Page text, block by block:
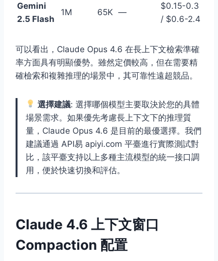
Gemini
2.5 Flash
1M 65K —
$0.15-0.3
/ $0.6-2.4
可以看出，Claude Opus 4.6 在長上下文檢索準確
率方面具有明顯優勢。雖然定價較高，但在需要精
確檢索和複雜推理的場景中，其可靠性遠超競品。
選擇建議: 選擇哪個模型主要取決於您的具體
場景需求。如果優先考慮長上下文下的推理質
量，Claude Opus 4.6 是目前的最優選擇。我們
建議通過 API易 apiyi.com 平臺進行實際測試對
比，該平臺支持以上多種主流模型的統一接口調
用，便於快速切換和評估。
Claude 4.6 上下文窗口
Compaction 配置